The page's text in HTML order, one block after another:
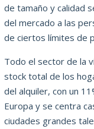
de tamaño y calidad
del mercado a las
de ciertos límites de
Todo el sector de la
stock total de los
del alquiler, con un
Europa y se centra
ciudades grandes